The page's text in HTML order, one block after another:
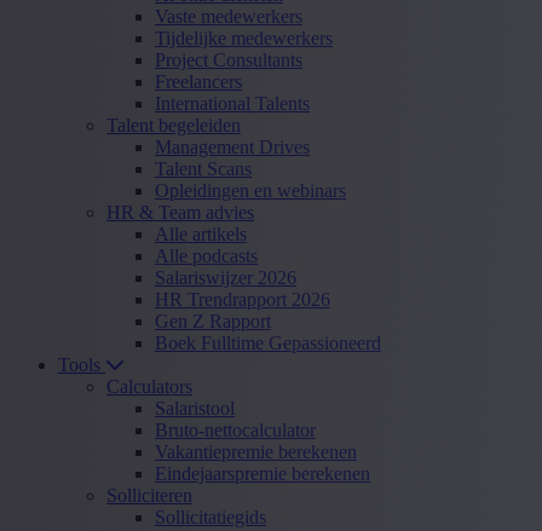
Vaste medewerkers
Tijdelijke medewerkers
Project Consultants
Freelancers
International Talents
Talent begeleiden
Management Drives
Talent Scans
Opleidingen en webinars
HR & Team advies
Alle artikels
Alle podcasts
Salariswijzer 2026
HR Trendrapport 2026
Gen Z Rapport
Boek Fulltime Gepassioneerd
Tools
Calculators
Salaristool
Bruto-nettocalculator
Vakantiepremie berekenen
Eindejaarspremie berekenen
Solliciteren
Sollicitatiegids